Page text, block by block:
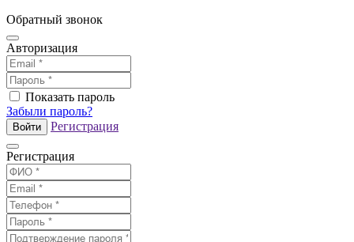
Обратный звонок
Авторизация
Показать пароль
Забыли пароль?
Войти Регистрация
Регистрация